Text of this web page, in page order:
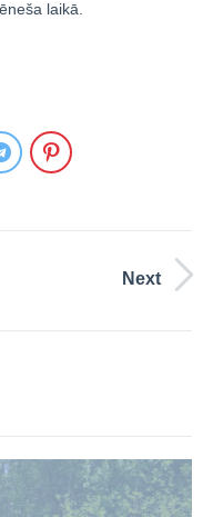
laikā.
Next